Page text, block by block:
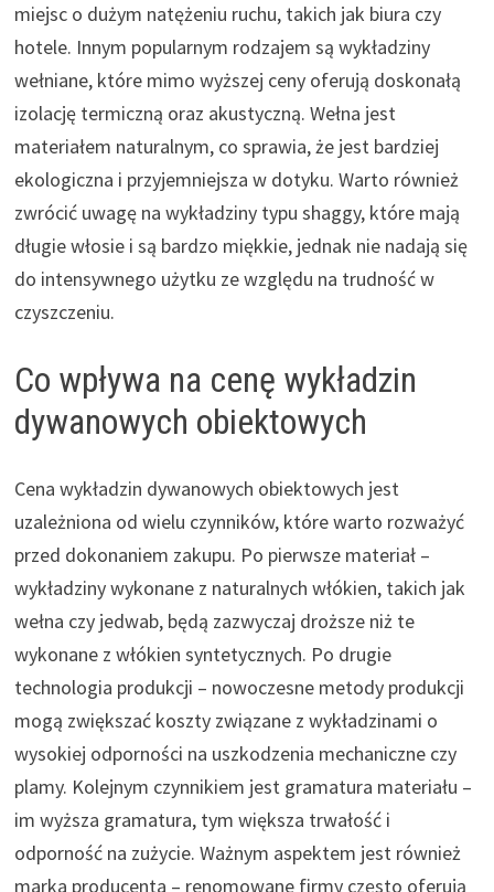
miejsc o dużym natężeniu ruchu, takich jak biura czy
hotele. Innym popularnym rodzajem są wykładziny
wełniane, które mimo wyższej ceny oferują doskonałą
izolację termiczną oraz akustyczną. Wełna jest
materiałem naturalnym, co sprawia, że jest bardziej
ekologiczna i przyjemniejsza w dotyku. Warto również
zwrócić uwagę na wykładziny typu shaggy, które mają
długie włosie i są bardzo miękkie, jednak nie nadają się
do intensywnego użytku ze względu na trudność w
czyszczeniu.
Co wpływa na cenę wykładzin
dywanowych obiektowych
Cena wykładzin dywanowych obiektowych jest
uzależniona od wielu czynników, które warto rozważyć
przed dokonaniem zakupu. Po pierwsze materiał –
wykładziny wykonane z naturalnych włókien, takich jak
wełna czy jedwab, będą zazwyczaj droższe niż te
wykonane z włókien syntetycznych. Po drugie
technologia produkcji – nowoczesne metody produkcji
mogą zwiększać koszty związane z wykładzinami o
wysokiej odporności na uszkodzenia mechaniczne czy
plamy. Kolejnym czynnikiem jest gramatura materiału –
im wyższa gramatura, tym większa trwałość i
odporność na zużycie. Ważnym aspektem jest również
marka producenta – renomowane firmy często oferują